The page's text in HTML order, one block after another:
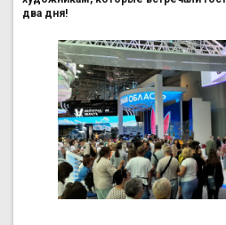
два дня!